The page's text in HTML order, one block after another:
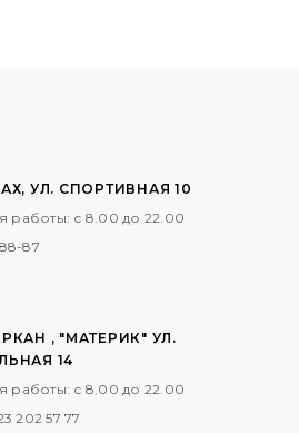
УЛ. СПОРТИВНАЯ 10
работы: с 8.00 до 22.00
87
, "МАТЕРИК" УЛ.
14
работы: с 8.00 до 22.00
202 57 77